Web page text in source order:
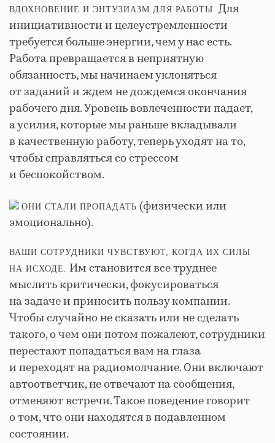
ВДОХНОВЕНИЕ И ЭНТУЗИАЗМ ДЛЯ РАБОТЫ.
Для
инициативности и целеустремленности
требуется больше энергии, чем у нас есть.
Работа превращается в неприятную
обязанность, мы начинаем уклоняться
от заданий и ждем не дождемся окончания
рабочего дня. Уровень вовлеченности падает,
а усилия, которые мы раньше вкладывали
в качественную работу, теперь уходят на то,
чтобы справляться со стрессом
и беспокойством.
ОНИ СТАЛИ ПРОПАДАТЬ (физически или
эмоционально).
ВАШИ СОТРУДНИКИ ЧУВСТВУЮТ, КОГДА ИХ СИЛЫ
НА ИСХОДЕ.
Им становится все труднее
мыслить критически, фокусироваться
на задаче и приносить пользу компании.
Чтобы случайно не сказать или не сделать
такого, о чем они потом пожалеют, сотрудники
перестают попадаться вам на глаза
и переходят на радиомолчание. Они включают
автоответчик, не отвечают на сообщения,
отменяют встречи. Такое поведение говорит
о том, что они находятся в подавленном
состоянии.